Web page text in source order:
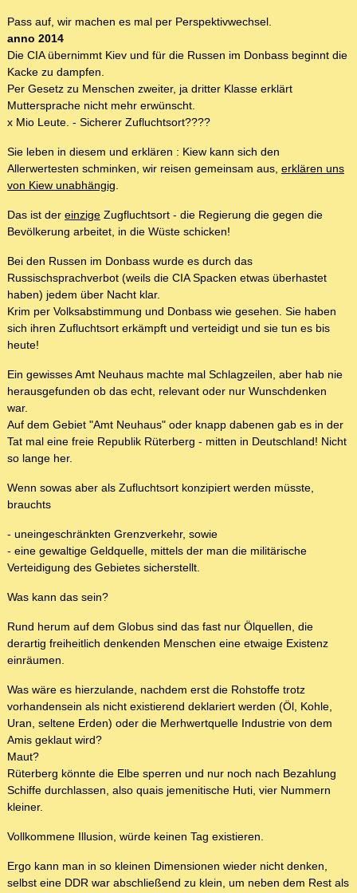
Pass auf, wir machen es mal per Perspektivwechsel.
anno 2014
Die CIA übernimmt Kiev und für die Russen im Donbass beginnt die
Kacke zu dampfen.
Per Gesetz zu Menschen zweiter, ja dritter Klasse erklärt
Muttersprache nicht mehr erwünscht.
x Mio Leute. - Sicherer Zufluchtsort????
Sie leben in diesem und erklären : Kiew kann sich den
Allerwertesten schminken, wir reisen gemeinsam aus, erklären uns
von Kiew unabhängig.
Das ist der einzige Zugfluchtsort - die Regierung die gegen die
Bevölkerung arbeitet, in die Wüste schicken!
Bei den Russen im Donbass wurde es durch das
Russischsprachverbot (weils die CIA Spacken etwas überhastet
haben) jedem über Nacht klar.
Krim per Volksabstimmung und Donbass wie gesehen. Sie haben
sich ihren Zufluchtsort erkämpft und verteidigt und sie tun es bis
heute!
Ein gewisses Amt Neuhaus machte mal Schlagzeilen, aber hab nie
herausgefunden ob das echt, relevant oder nur Wunschdenken
war.
Auf dem Gebiet "Amt Neuhaus" oder knapp dabenen gab es in der
Tat mal eine freie Republik Rüterberg - mitten in Deutschland! Nicht
so lange her.
Wenn sowas aber als Zufluchtsort konzipiert werden müsste,
brauchts
- uneingeschränkten Grenzverkehr, sowie
- eine gewaltige Geldquelle, mittels der man die militärische
Verteidigung des Gebietes sicherstellt.
Was kann das sein?
Rund herum auf dem Globus sind das fast nur Ölquellen, die
derartig freiheitlich denkenden Menschen eine etwaige Existenz
einräumen.
Was wäre es hierzulande, nachdem erst die Rohstoffe trotz
vorhandensein als nicht existierend deklariert werden (Öl, Kohle,
Uran, seltene Erden) oder die Merhwertquelle Industrie von dem
Amis geklaut wird?
Maut?
Rüterberg könnte die Elbe sperren und nur noch nach Bezahlung
Schiffe durchlassen, also quais jemenitische Huti, vier Nummern
kleiner.
Vollkommene Illusion, würde keinen Tag existieren.
Ergo kann man in so kleinen Dimensionen wieder nicht denken,
selbst eine DDR war abschließend zu klein, um neben dem Rest als